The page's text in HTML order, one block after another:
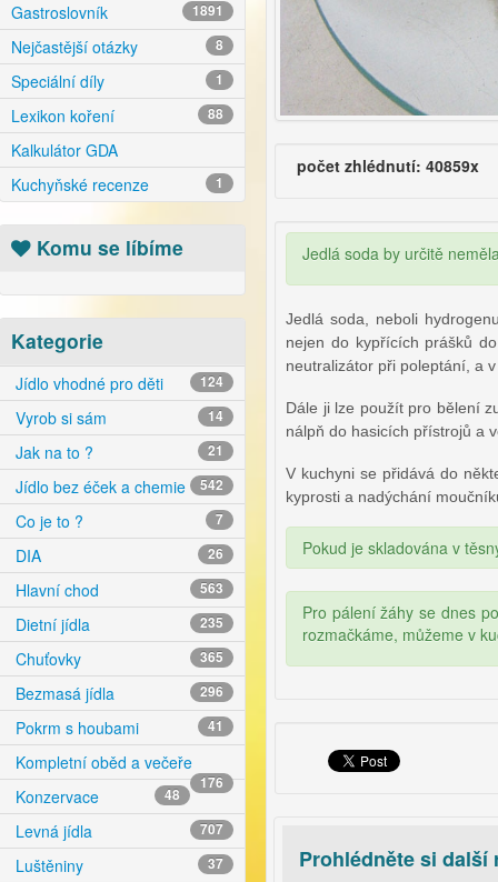
Gastroslovník 1891
Nejčastější otázky 8
Speciální díly 1
Lexikon koření 88
Kalkulátor GDA
Kuchyňské recenze
1
Komu se líbíme
Kategorie
Jídlo vhodné pro děti 124
Vyrob si sám 14
Jak na to ? 21
Jídlo bez éček a chemie 542
Co je to ? 7
DIA 26
Hlavní chod 563
Dietní jídla 235
Chuťovky 365
Bezmasá jídla 296
Pokrm s houbami 41
Kompletní oběd a večeře
176
Konzervace 48
Levná jídla 707
Luštěniny 37
počet zhlédnutí: 40859x
Jedlá soda by určitě
Jedlá soda, neboli
nejen do kypřících prášků
neutralizátor při poleptání, a
Dále ji lze použít pro bělení
nálpň do hasicích přístrojů a
V kuchyni se přidává do
kyprosti a nadýchání
Pokud je skladována v
Pro pálení žáhy se dnes
rozmačkáme, můžeme v
Prohlédněte si další